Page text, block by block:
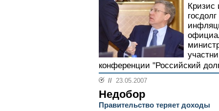
Кризис
конференции "Российский
// 23.05.2007
Недобор
Правительство теряет доходы